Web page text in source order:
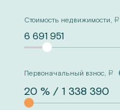
Стоимость недвижимости, a
6 691 951
Первоначальный взнос, a